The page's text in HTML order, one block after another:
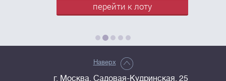
перейти к лоту
Наверх
г. Москва, Садовая-Кудринская, 25